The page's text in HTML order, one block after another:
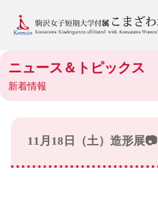
ニュース＆トピックス
新着情報
11月18日（土）造形展📷